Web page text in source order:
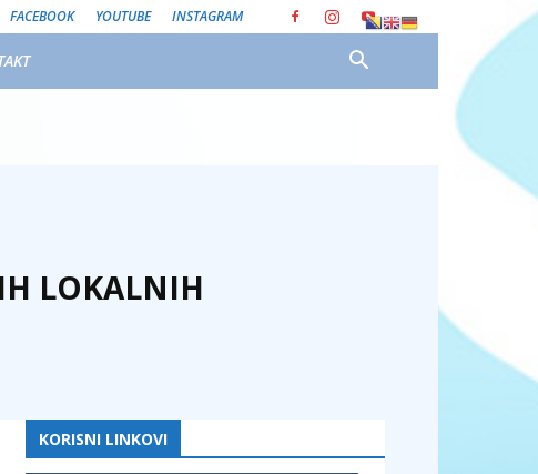
FACEBOOK YOUTUBE INSTAGRAM
LOKALNIH
KORISNI LINKOVI